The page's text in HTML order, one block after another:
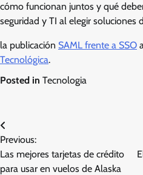
cómo funcionan juntos y qué
seguridad y TI al elegir soluciones
la publicación SAML frente a SSO
Tecnológica.
Posted in Tecnologia
Post
navigation
Previous:
Las mejores tarjetas de crédito
para usar en vuelos de Alaska